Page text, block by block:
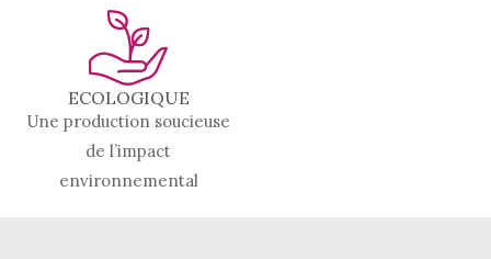
ECOLOGIQUE
Une production soucieuse
de l’impact
environnemental